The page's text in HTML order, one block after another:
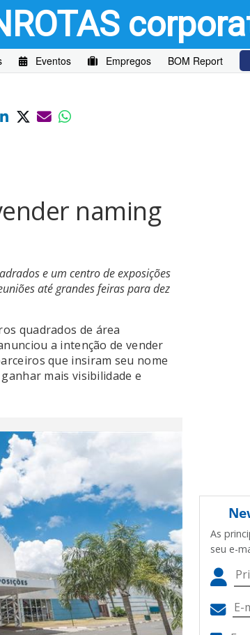
Eventos Empregos BOM Report
naming
e um centro de exposições
até grandes feiras para dez
quadrados de área
a intenção de vender
que insiram seu nome
mais visibilidade e
As
seu e-